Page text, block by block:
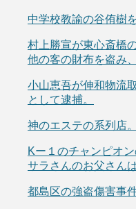
中学校教諭の谷侑樹
村上勝宣が東心斎橋
他の客の財布を盗み
小山恵吾が伸和物流
として逮捕。
神のエステの系列店。
Kー１のチャンピオ
サラさんのお父さん
都島区の強盗傷害事